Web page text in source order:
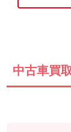
中古車買